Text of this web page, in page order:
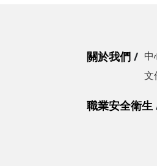
關於我們 中
文
職業安全衛生